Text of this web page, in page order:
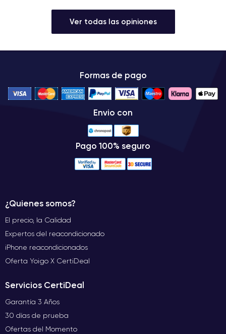
Ver todas las opiniones
Formas de pago
Envio con
Pago 100% seguro
¿Quienes somos?
El precio, la Calidad
Expertos del reacondicionado
iPhone reacondicionados
Oferta Yoigo X CertiDeal
Servicios CertiDeal
Garantía 3 Años
30 días de prueba
Ofertas del Momento